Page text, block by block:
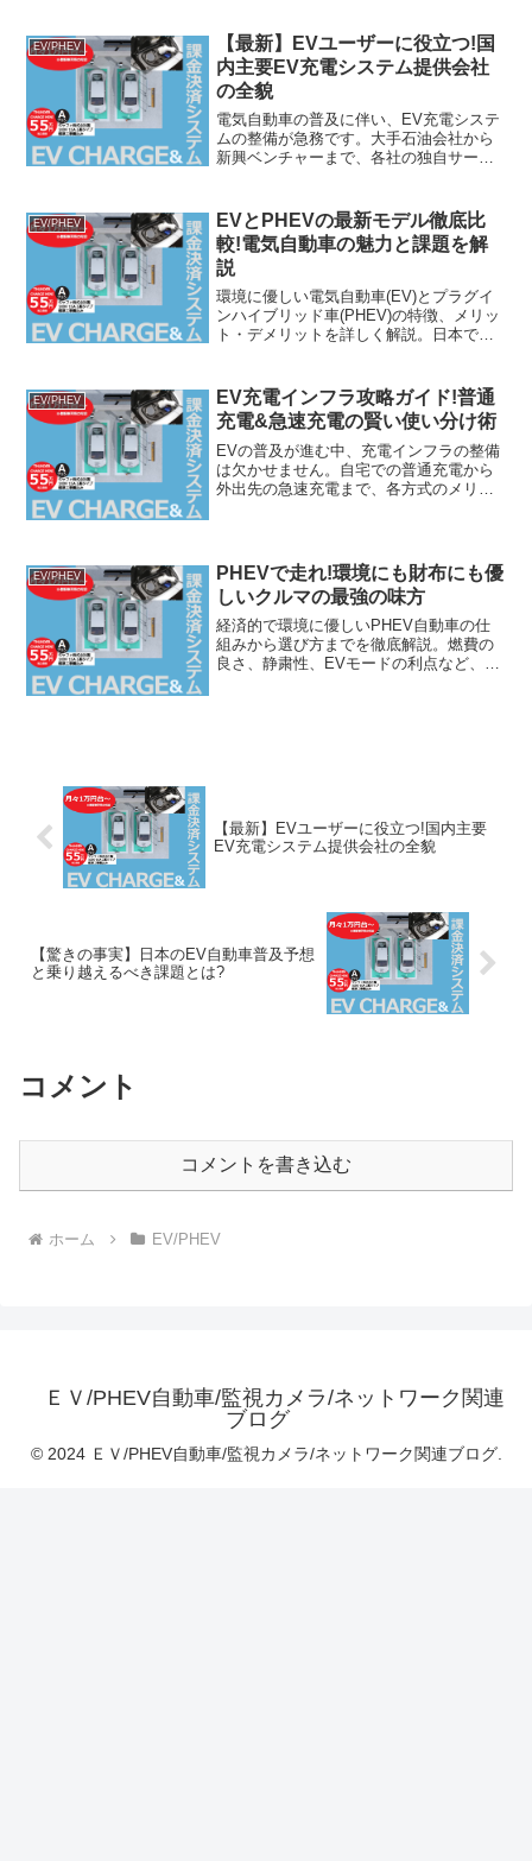
EV自動車普及の最新動向と今後の展望を
わかりやすく解説しま...
EV/PHEV
【最新】EVユーザーに役立つ!国
内主要EV充電システム提供会社
の全貌
電気自動車の普及に伴い、EV充電システ
ムの整備が急務です。大手石油会社から
新興ベンチャーまで、各社の独自サービ
ム提供会社の全貌をご紹介します。近
年、環境に配慮した持続...
EV/PHEV
EVとPHEVの最新モデル徹底比
較!電気自動車の魅力と課題を解
説
環境に優しい電気自動車(EV)とプラグイ
ンハイブリッド車(PHEV)の特徴、メリッ
ト・デメリットを詳しく解説。日本で人
はじめに近年、地球温暖化対策の一環と
して、自...
EV/PHEV
EV充電インフラ攻略ガイド!普通
充電&急速充電の賢い使い分け術
EVの普及が進む中、充電インフラの整備
は欠かせません。自宅での普通充電から
外出先の急速充電まで、各方式のメリッ
授!EV充電に関する疑問...
EV/PHEV
PHEVで走れ!環境にも財布にも優
しいクルマの最強の味方
経済的で環境に優しいPHEV自動車の仕
組みから選び方までを徹底解説。燃費の
良さ、静粛性、EVモードの利点など、メ
【最新】EVユーザーに役立つ!国内主要
EV充電システム提供会社の全貌
【驚きの事実】日本のEV自動車普及予想
と乗り越えるべき課題とは?
コメント
コメントを書き込む
ホーム EV/PHEV
ＥＶ/PHEV自動車/監視カメラ/ネットワーク関連
ブログ
© 2024 ＥＶ/PHEV自動車/監視カメラ/ネットワーク関連ブログ.